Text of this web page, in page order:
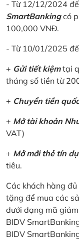
- Từ 12/12/2024
SmartBankingcó
100,000 VNĐ.
- Từ 10/01/2025
+ Gửi tiết kiệmtại
tháng số tiền từ
+ Chuyển tiền
+ Mở tài khoản
VAT)
+ Mở mới thẻ tín
tiêu.
Các khách hàng
tặng để mua các
dưới dạng mã
BIDV
BIDV